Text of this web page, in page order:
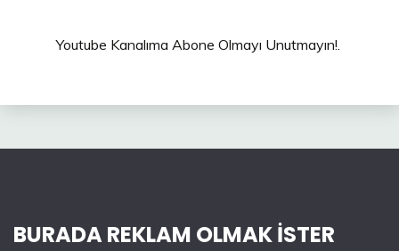
Youtube Kanalıma Abone Olmayı Unutmayın!.
BURADA REKLAM OLMAK İSTER